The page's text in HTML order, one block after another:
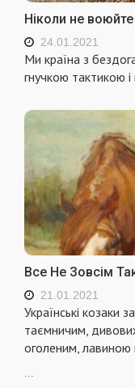
Ніколи не
24.01.2021
Ми країна з
гнучкою тактикою
Все Не Зовсім
21.01.2021
Українські козаки
таємничим,
оголеним, лавиною